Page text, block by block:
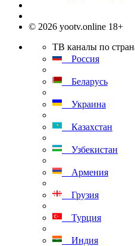
© 2026 yootv.online 18+
ТВ каналы по
Россия
Беларусь
Украина
Казахстан
Узбекистан
Армения
Грузия
Турция
Индия